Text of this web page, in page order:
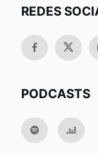
REDES
PODCASTS